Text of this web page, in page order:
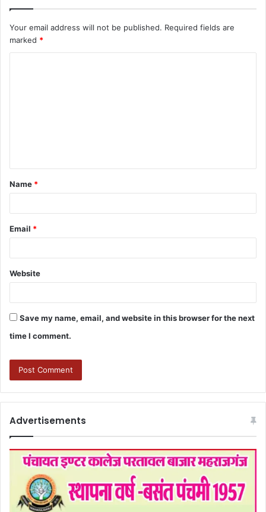
Your email address will not be published. Required fields are
marked *
Name *
Email *
Website
Save my name, email, and website in this browser for the next
time I comment.
Advertisements